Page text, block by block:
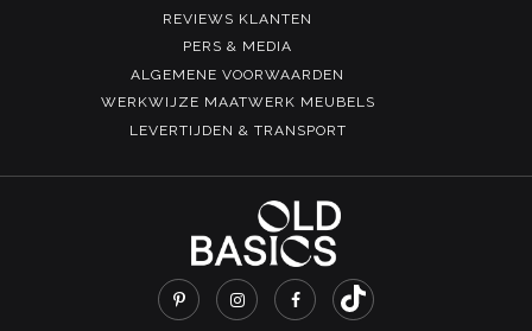
REVIEWS KLANTEN
PERS & MEDIA
ALGEMENE VOORWAARDEN
WERKWIJZE MAATWERK MEUBELS
LEVERTIJDEN & TRANSPORT